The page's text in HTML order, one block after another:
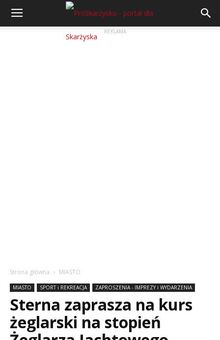
REKLAMA
Strona główna MIASTO
MIASTO SPORT i REKREACJA ZAPROSZENIA - IMPREZY i WYDARZENIA
Sterna zaprasza na kurs
żeglarski na stopień